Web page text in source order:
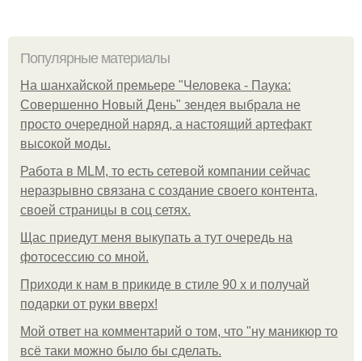
Популярные материалы
На шанхайской премьере "Человека - Паука:
Совершенно Новый День" зендея выбрала не
просто очередной наряд, а настоящий артефакт
высокой моды.
Работа в MLM, то есть сетевой компании сейчас
неразрывно связана с создание своего контента,
своей страницы в соц сетях.
Щас приедут меня выкупать а тут очередь на
фотосессию со мной.
Приходи к нам в прикиде в стиле 90 х и получай
подарки от руки вверх!
Мой ответ на комментарий о том, что "ну маникюр то
всё таки можно было бы сделать.